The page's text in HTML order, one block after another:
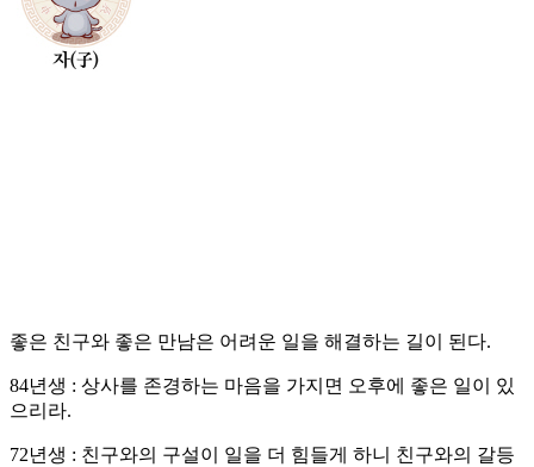
좋은 친구와 좋은 만남은 어려운 일을 해결하는 길이 된다.
84년생 : 상사를 존경하는 마음을 가지면 오후에 좋은 일이 있
으리라.
72년생 : 친구와의 구설이 일을 더 힘들게 하니 친구와의 갈등